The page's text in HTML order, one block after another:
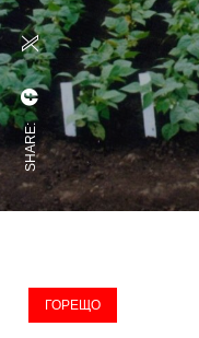
SHARE:
ГОРЕЩО